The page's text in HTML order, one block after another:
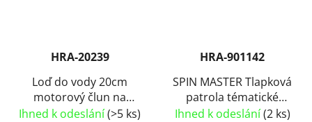
HRA-20239
Loď do vody 20cm
motorový člun na
natažení plast 2 barvy
Ihned k odeslání(>5 ks)
HRA-901142
SPIN MASTER Tlapková
patrola tématické
vozidlo Search &
Ihned k odeslání(2 ks)